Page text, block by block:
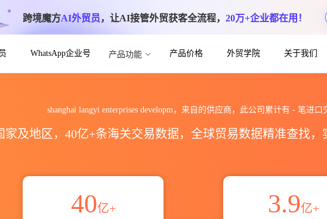
跨境魔方AI外贸员，让AI接管外贸获客全流程， 20万+企业都在用！
WhatsApp企业号 产品功能 产品价格 外贸学院 关于我们
shanghai langyi enterprises developm，来自的供应商，此公司累计有 - 笔进口
家及地区，40亿+条海关交易数据，全球贸易数据精准查找
40亿+
3.9亿+